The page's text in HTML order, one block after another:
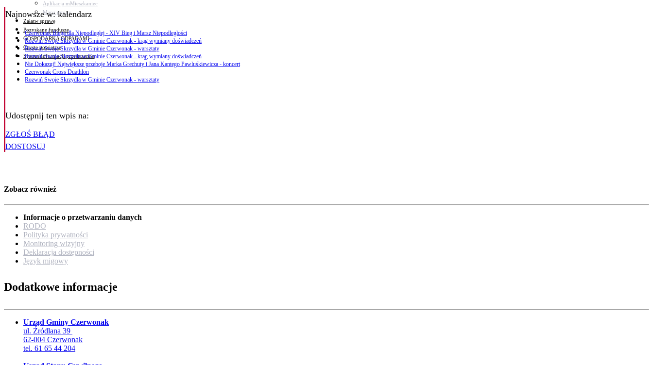
Aplikacja mMieszkaniec
Mapa gminy
Załatw sprawę
Pozyskane fundusze
GOSPODARKA ODPADAMI
Czyste powietrze
System Informacji przestrzennej
Najnowszew: kalendarz
Czerwonak Biega dla Niepodległej - XIV Bieg i Marsz Niepodległości
Rozwiń Swoje Skrzydła w Gminie Czerwonak - krąg wymiany doświadczeń
Rozwiń Swoje Skrzydła w Gminie Czerwonak - warsztaty
Rozwiń Swoje Skrzydła w Gminie Czerwonak - krąg wymiany doświadczeń
Nie Dokazuj! Największe przeboje Marka Grechuty i Jana Kantego Pawluśkiewicza - koncert
Czerwonak Cross Duathlon
Rozwiń Swoje Skrzydła w Gminie Czerwonak - warsztaty
Udostępnij ten wpis na:
ZGŁOŚ BŁĄD
DOSTOSUJ
Zobacz również
Informacje o przetwarzaniu danych
RODO
Polityka prywatności
Monitoring wizyjny
Deklaracja dostępności
Język migowy
Dodatkowe informacje
Urząd Gminy Czerwonak
ul. Źródlana 39
62-004 Czerwonak
tel. 61 65 44 204